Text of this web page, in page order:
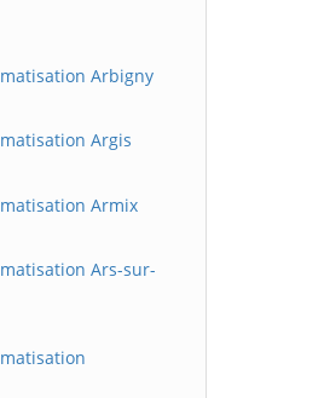
Arbigny
Argis
Armix
Ars-sur-